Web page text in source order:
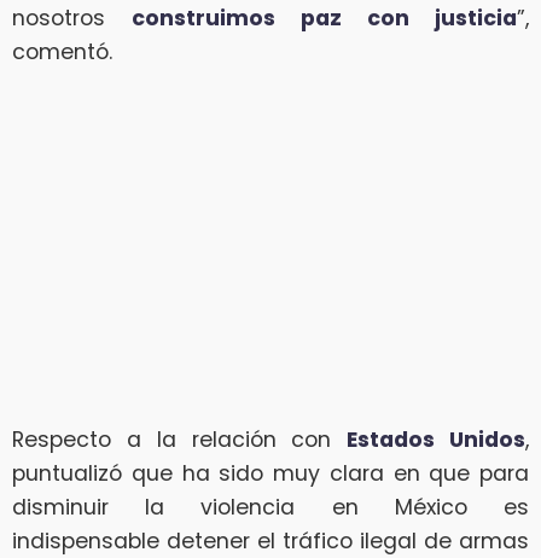
nosotros construimos paz con justicia”,
comentó.
Respecto a la relación con Estados Unidos,
puntualizó que ha sido muy clara en que para
disminuir la violencia en México es
indispensable detener el tráfico ilegal de armas